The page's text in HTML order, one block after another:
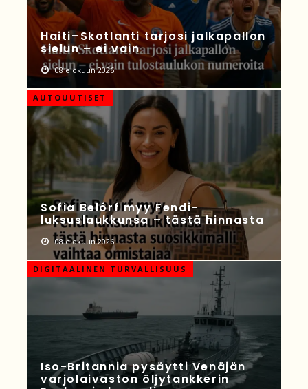
Haiti–Skotlanti tarjosi jalkapallon
sielun – ei vain
08 elokuun 2026
AUTOUUTISET
Sofia Belórf myy Fendi-
luksuslaukkunsa – tästä hinnasta
08 elokuun 2026
DIGITAALINEN TURVALLISUUS
Iso-Britannia pysäytti Venäjän
varjolaivaston öljytankkerin